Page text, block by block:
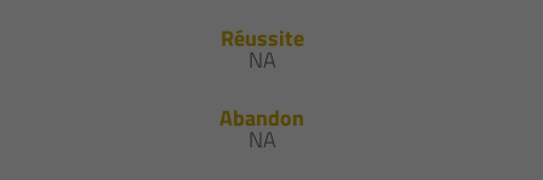
Réussite
NA
Abandon
NA